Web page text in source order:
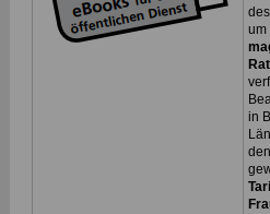
um
in